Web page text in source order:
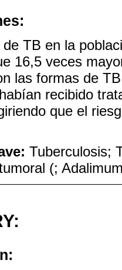
TB en la
16,5 veces
las formas de
recibido
que el
Tuberculosis;
(;